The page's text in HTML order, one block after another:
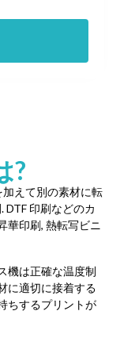
?
えて別の素材に転
DTF 印刷などのカ
華印刷, 熱転写ビニ
機は正確な温度制
に適切に接着する
ちするプリントが